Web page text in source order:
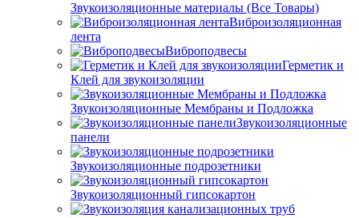
Звукоизоляционные материалы (Все Товары)
Виброизоляционная
лента
Виброподвесы
Герметик и
Клей для звукоизоляции
Звукоизоляционные Мембраны и Подложка
Звукоизоляционные
панели
Звукоизоляционные подрозетники
Звукоизоляционный гипсокартон